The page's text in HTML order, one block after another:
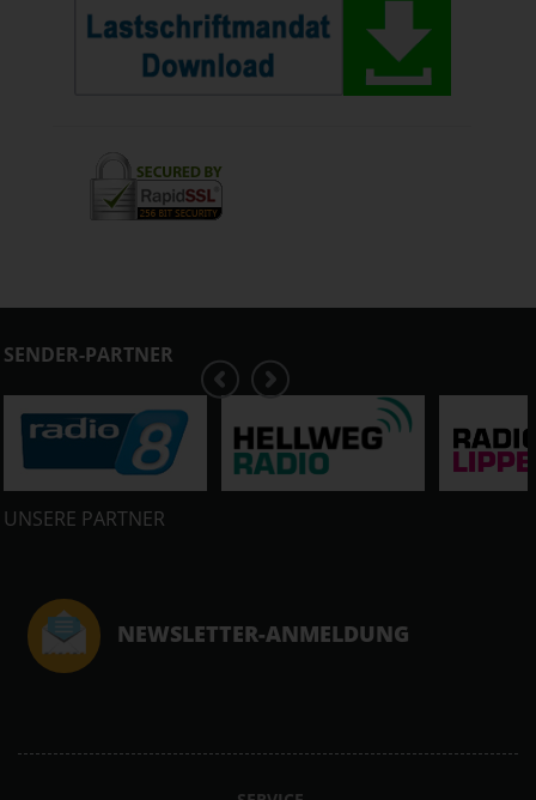
SENDER-PARTNER
UNSERE PARTNER
NEWSLETTER-ANMELDUNG